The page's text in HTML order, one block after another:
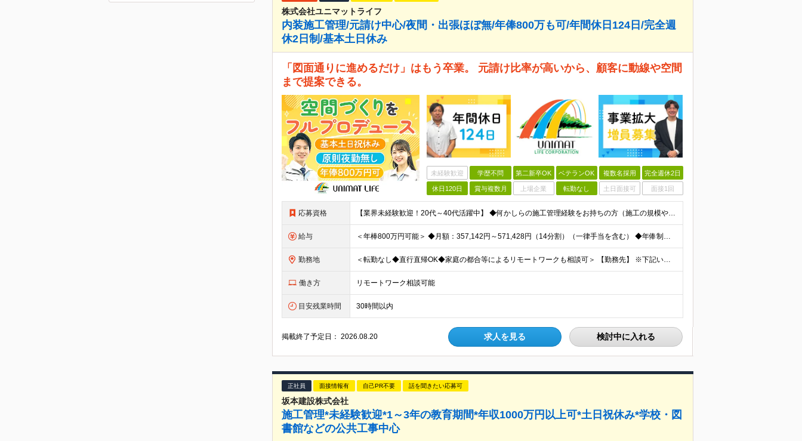
株式会社ユニマットライフ
内装施工管理/元請け中心/夜間・出張ほぼ無/年俸800万も可/年間休日124日/完全週
休2日制/基本土日休み
「図面通りに進めるだけ」はもう卒業。 元請け比率が高いから、顧客に動線や空間
まで提案できる。
未経験歓迎 学歴不問 第二新卒OK ベテランOK 複数名採用 完全週休2日
休日120日 賞与複数月 上場企業 転勤なし 土日面接可 面接1回
応募資格 【業界未経験歓迎！20代～40代活躍中】 ◆何かしらの施工管理経験をお持ちの方（施工の規模や年数は不問） ※工務店での経験も大歓迎です！ ※学歴不問 ～このような方にオススメです～ ・ゼロベースで空
給与 ＜年棒800万円可能＞ ◆月額：357,142円～571,428円（14分割）（一律手当を含む） ◆年俸制：500万円～800万円 ※年俸額の1/14を毎月支給（残りの2/14は6・12月に賞与支給
勤務地 ＜転勤なし◆直行直帰OK◆家庭の都合等によるリモートワークも相談可＞ 【勤務先】 ※下記いずれかの配属となります ※希望する勤務地への配属いたします ■本社 東京都港区南青山2-12-14 ユニマ
働き方 リモートワーク相談可能
目安残業時間 30時間以内
掲載終了予定日：2026.08.20 求人を見る 検討中に入れる
正社員 面接情報有 自己PR不要 話を聞きたい応募可
坂本建設株式会社
施工管理*未経験歓迎*1～3年の教育期間*年収1000万円以上可*土日祝休み*学校・図
書館などの公共工事中心